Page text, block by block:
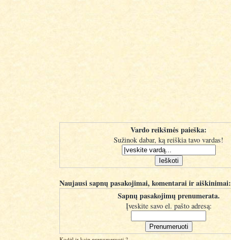
Vardo reikšmės paieška:
Sužinok dabar, ką reiškia tavo vardas!
Naujausi sapnų pasakojimai, komentarai ir aiškinimai:
Sapnų pasakojimų prenumerata.
Įveskite savo el. pašto adresą: